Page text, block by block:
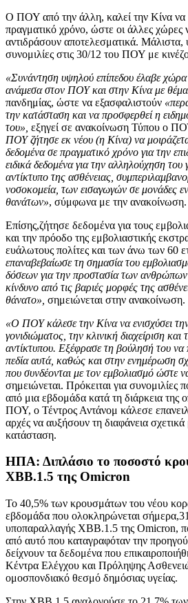
Ο ΠΟΥ από την άλλη, καλεί την Κίνα να
πραγματικό χρόνο, ώστε οι άλλες χώρες
αντιδράσουν αποτελεσματικά. Μάλιστα,
συνομιλίες στις 30/12 του ΠΟΥ με
«Συνάντηση υψηλού επίπεδου έλαβε
ανάμεσα στον ΠΟΥ και στην Κίνα με
πανδημίας, ώστε να εξασφαλιστούν
την κατάσταση και να προσφερθεί η
του», εξηγεί σε ανακοίνωση Τύπου ο
ΠΟΥ ζήτησε εκ νέου (η Κίνα) να
δεδομένα σε πραγματικό χρόνο για την
ειδικά δεδομένα για την αλληλούχηση του
αντίκτυπο της ασθένειας,
νοσοκομεία, των εισαγωγών σε μονάδες
θανάτων», σύμφωνα με την ανακοίνωση.
Επίσης,ζήτησε δεδομένα για τους
και την πρόοδο της εμβολιαστικής
ευάλωτους πολίτες και των άνω των 60
επαναβεβαίωσε τη σημασία του
δόσεων για την προστασία των
κίνδυνο από τις βαριές μορφές της
θάνατο», σημειώνεται στην ανακοίνωση.
«Ο ΠΟΥ κάλεσε την Κίνα να ενισχύσει
γονιδιώματος, την κλινική διαχείριση και
αντίκτυπου. Εξέφρασε τη βούλησή του να
πεδία αυτά, καθώς και στην ενημέρωση
που συνδέονται με τον εμβολιασμό ώστε
σημειώνεται. Πρόκειται για συνομιλίες
από μια εβδομάδα κατά τη διάρκεια της
ΠΟΥ, ο Τέντρος Αντάνομ κάλεσε
αρχές να αυξήσουν τη διαφάνεια σχετικά
κατάσταση.
ΗΠΑ: Διπλάσιο το ποσοστό
XBB.1.5 της Omicron
Το 40,5% των κρουσμάτων του νέου
εβδομάδα που ολοκληρώνεται
υποπαραλλαγής XBB.1.5 της Omicron,
από αυτό που καταγραφόταν την
δείχνουν τα δεδομένα που
Κέντρα Ελέγχου και Πρόληψης
ομοσπονδιακό θεσμό δημόσιας υγείας.